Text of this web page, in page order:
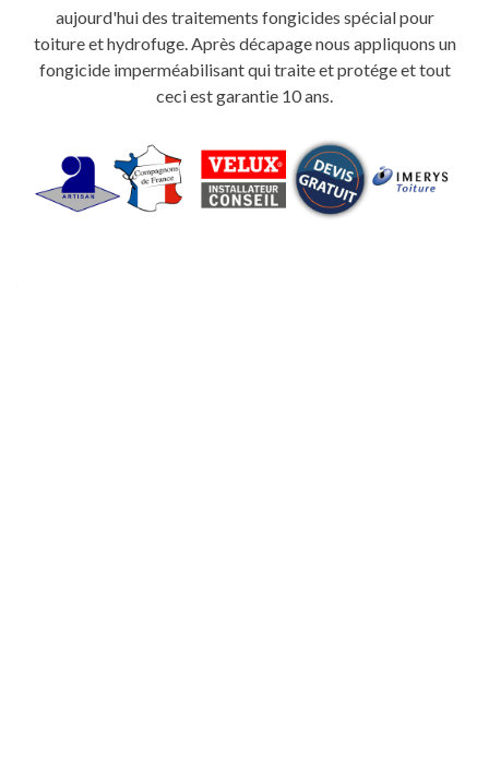
aujourd'hui des traitements fongicides spécial pour
toiture et hydrofuge. Après décapage nous appliquons un
fongicide imperméabilisant qui traite et protége et tout
ceci est garantie 10 ans.